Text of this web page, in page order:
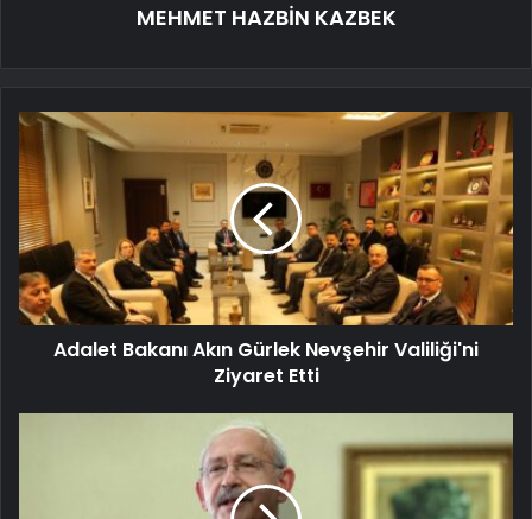
MEHMET HAZBİN KAZBEK
Adalet Bakanı Akın Gürlek Nevşehir Valiliği'ni
Ziyaret Etti